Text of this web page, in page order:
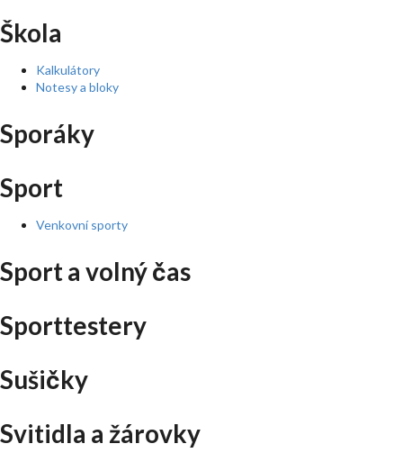
Škola
Kalkulátory
Notesy a bloky
Sporáky
Sport
Venkovní sporty
Sport a volný čas
Sporttestery
Sušičky
Svitidla a žárovky